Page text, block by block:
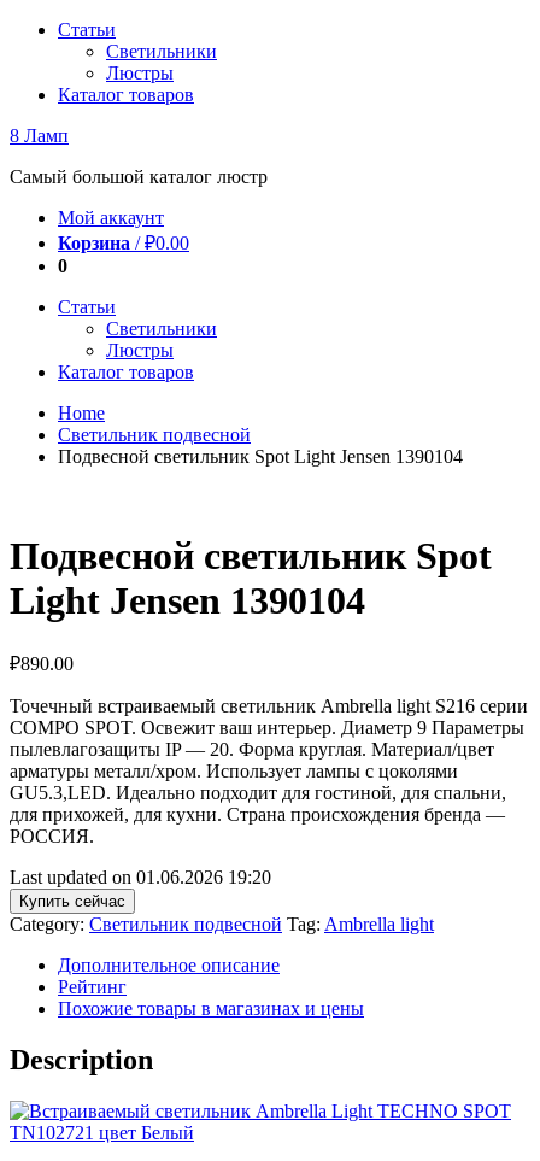
Перейти
содержимому
Статьи
Светильники
Люстры
Каталог товаров
8 Ламп
Самый большой каталог люстр
Мой аккаунт
Корзина /₽0.00
0
Статьи
Светильники
Люстры
Каталог товаров
Home
Светильник подвесной
Подвесной светильник Spot Light Jensen 1390104
Подвесной светильник Spot
Light Jensen 1390104
₽890.00
Точечный встраиваемый светильник Ambrella light S216 серии
COMPO SPOT. Освежит ваш интерьер. Диаметр 9 Параметры
пылевлагозащиты IP — 20. Форма круглая. Материал/цвет
арматуры металл/хром. Использует лампы с цоколями
GU5.3,LED. Идеально подходит для гостиной, для спальни,
для прихожей, для кухни. Страна происхождения бренда —
РОССИЯ.
Last updated on 01.06.2026 19:20
Купить сейчас
Category: Светильник подвесной Tag: Ambrella light
Дополнительное описание
Рейтинг
Похожие товары в магазинах и цены
Description